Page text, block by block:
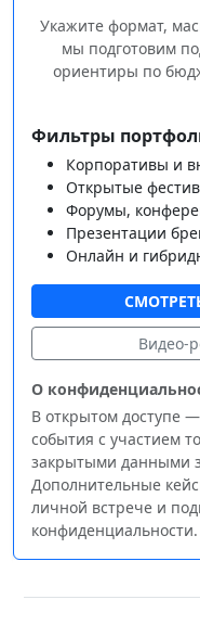
Укажите формат,
мы подготовим
ориентиры по
Фильтры
Корпоративы и
Открытые
Форумы,
Презентации
Онлайн и
О
В открытом доступе
события с участием
закрытыми данными
Дополнительные
личной встрече и
конфиденциальности.